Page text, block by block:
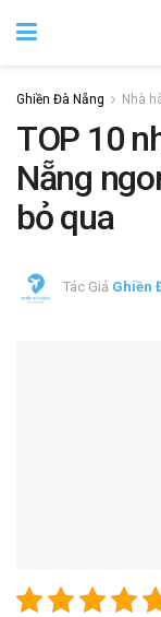
Ghiền Đà Nẵng Nhà
TOP 10
Nẵng
bỏ qua
Tác Giả Ghiền